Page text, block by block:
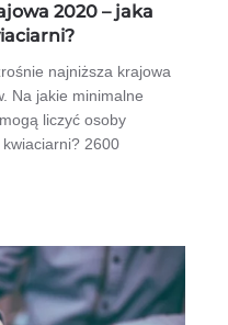
2020 – jaka
najniższa krajowa
Na jakie minimalne
liczyć osoby
2600